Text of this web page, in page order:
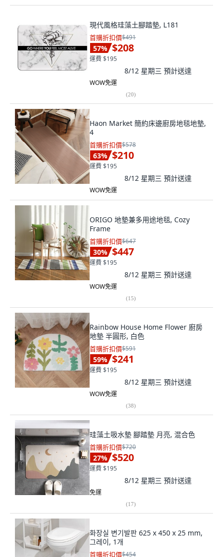
現代風格珪藻土腳踏墊, L181
首購折扣價$491
57% $208
運費 $195
8/12 星期三 預計送達
WOW免運
(20)
Haon Market 簡約床邊廚房地毯地墊,
4
首購折扣價$578
63% $210
運費 $195
8/12 星期三 預計送達
WOW免運
ORIGO 地墊兼多用途地毯, Cozy
Frame
首購折扣價$647
30% $447
運費 $195
8/12 星期三 預計送達
WOW免運
(15)
Rainbow House Home Flower 廚房
地墊 半圓形, 白色
首購折扣價$591
59% $241
運費 $195
8/12 星期三 預計送達
WOW免運
(38)
珪藻土吸水墊 腳踏墊 月亮, 混合色
首購折扣價$720
27% $520
運費 $195
8/12 星期三 預計送達
免運
(17)
화장실 변기발판 625 x 450 x 25 mm,
그레이, 1개
首購折扣價$454